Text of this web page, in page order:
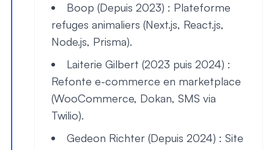
Boop (Depuis 2023) : Plateforme
refuges animaliers (Next.js, React.js,
Node.js, Prisma).
Laiterie Gilbert (2023 puis 2024) :
Refonte e-commerce en marketplace
(WooCommerce, Dokan, SMS via
Twilio).
Gedeon Richter (Depuis 2024) : Site